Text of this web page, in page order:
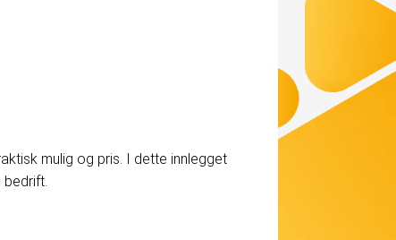
mulig og pris. I dette innlegget
bedrift.